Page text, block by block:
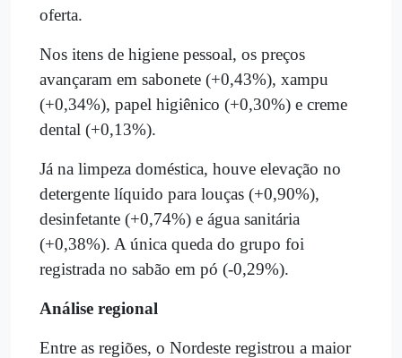
oferta.
Nos itens de higiene pessoal, os preços
avançaram em sabonete (+0,43%), xampu
(+0,34%), papel higiênico (+0,30%) e creme
dental (+0,13%).
Já na limpeza doméstica, houve elevação no
detergente líquido para louças (+0,90%),
desinfetante (+0,74%) e água sanitária
(+0,38%). A única queda do grupo foi
registrada no sabão em pó (-0,29%).
Análise regional
Entre as regiões, o Nordeste registrou a maior